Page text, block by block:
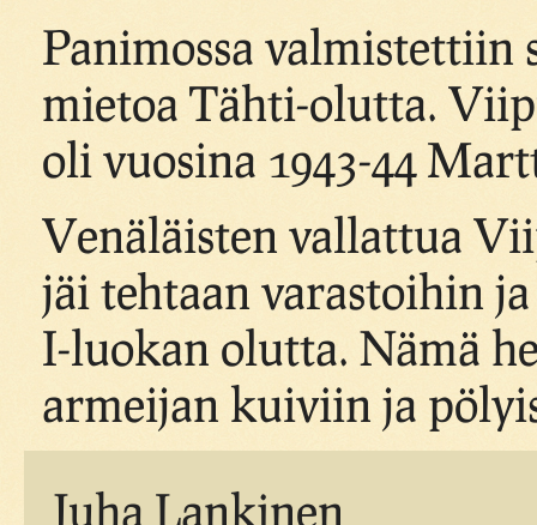
Panimossa
mietoa Tähti-olutta.
oli vuosina 1943-44
Venäläisten vallattua
jäi tehtaan varastoihin
I-luokan olutta. Nämä
armeijan kuiviin ja
Juha Lankinen